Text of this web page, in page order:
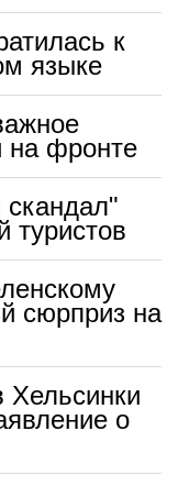
к
языке
на фронте
туристов
сюрприз на
о